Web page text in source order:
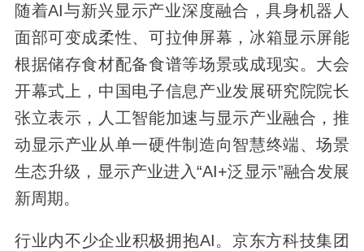
随着AI与新兴显示产业深度融合，具身机器人
面部可变成柔性、可拉伸屏幕，冰箱显示屏能
根据储存食材配备食谱等场景或成现实。大会
开幕式上，中国电子信息产业发展研究院院长
张立表示，人工智能加速与显示产业融合，推
动显示产业从单一硬件制造向智慧终端、场景
生态升级，显示产业进入“AI+泛显示”融合发展
新周期。
行业内不少企业积极拥抱AI。京东方科技集团